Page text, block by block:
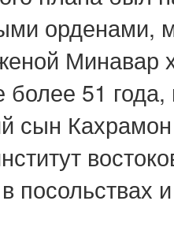
орденами,
Минавар
более 51
сын
посольствах